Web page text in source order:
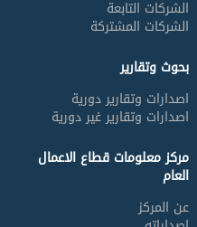
الشركات التابعة
الشركات المشتركة
بحوث وتقارير
اصدارات وتقارير دورية
اصدارات وتقارير غير دورية
مركز معلومات قطاع الاعمال
العام
عن المركز